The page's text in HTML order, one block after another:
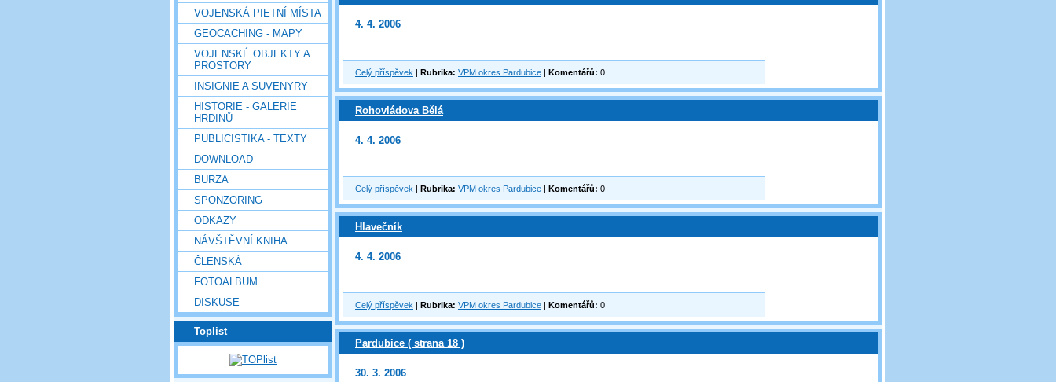
VOJENSKÁ PIETNÍ MÍSTA
GEOCACHING - MAPY
VOJENSKÉ OBJEKTY A
PROSTORY
INSIGNIE A SUVENYRY
HISTORIE - GALERIE
HRDINŮ
PUBLICISTIKA - TEXTY
DOWNLOAD
BURZA
SPONZORING
ODKAZY
NÁVŠTĚVNÍ KNIHA
ČLENSKÁ
FOTOALBUM
DISKUSE
Toplist
4. 4. 2006
Celý příspěvek | Rubrika: VPM okres Pardubice | Komentářů: 0
Rohovládova Bělá
4. 4. 2006
Celý příspěvek | Rubrika: VPM okres Pardubice | Komentářů: 0
Hlavečník
4. 4. 2006
Celý příspěvek | Rubrika: VPM okres Pardubice | Komentářů: 0
Pardubice ( strana 18 )
30. 3. 2006